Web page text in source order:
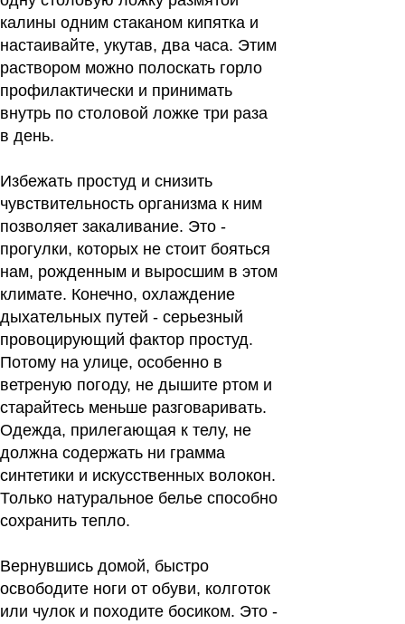
калины одним стаканом кипятка и
настаивайте, укутав, два часа. Этим
раствором можно полоскать горло
профилактически и принимать
внутрь по столовой ложке три раза
в день.
Избежать простуд и снизить
чувствительность организма к ним
позволяет закаливание. Это -
прогулки, которых не стоит бояться
нам, рожденным и выросшим в этом
климате. Конечно, охлаждение
дыхательных путей - серьезный
провоцирующий фактор простуд.
Потому на улице, особенно в
ветреную погоду, не дышите ртом и
старайтесь меньше разговаривать.
Одежда, прилегающая к телу, не
должна содержать ни грамма
синтетики и искусственных волокон.
Только натуральное белье способно
сохранить тепло.
Вернувшись домой, быстро
освободите ноги от обуви, колготок
или чулок и походите босиком. Это -